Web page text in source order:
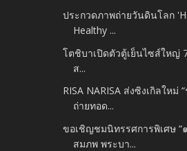
ประกวดภาพถ่ายวันดินโลก
Healthy ...
โตชิบาเปิดตัวตู้เย็นไซส์ใหญ่
ส...
RISA NARISA ส่งซิงเกิลใหม่
ถ่ายทอด...
ขอเชิญชมนิทรรศการพิเศษ
สมภพ พระบา...